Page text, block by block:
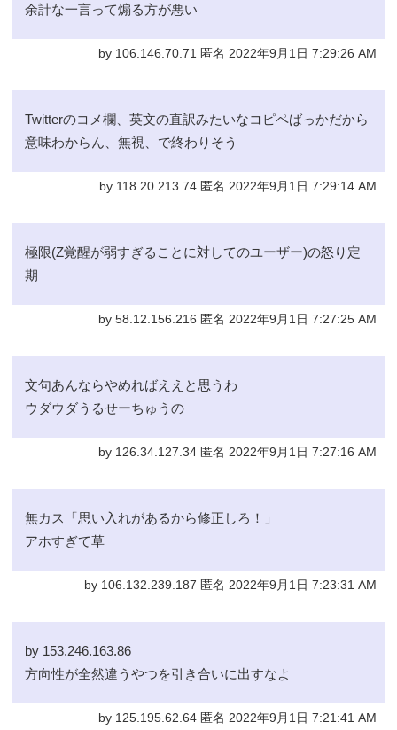
余計な一言って煽る方が悪い
by 106.146.70.71 匿名 2022年9月1日 7:29:26 AM
Twitterのコメ欄、英文の直訳みたいなコピペばっかだから
意味わからん、無視、で終わりそう
by 118.20.213.74 匿名 2022年9月1日 7:29:14 AM
極限(Z覚醒が弱すぎることに対してのユーザー)の怒り定
期
by 58.12.156.216 匿名 2022年9月1日 7:27:25 AM
文句あんならやめればええと思うわ
ウダウダうるせーちゅうの
by 126.34.127.34 匿名 2022年9月1日 7:27:16 AM
無カス「思い入れがあるから修正しろ！」
アホすぎて草
by 106.132.239.187 匿名 2022年9月1日 7:23:31 AM
by 153.246.163.86
方向性が全然違うやつを引き合いに出すなよ
by 125.195.62.64 匿名 2022年9月1日 7:21:41 AM